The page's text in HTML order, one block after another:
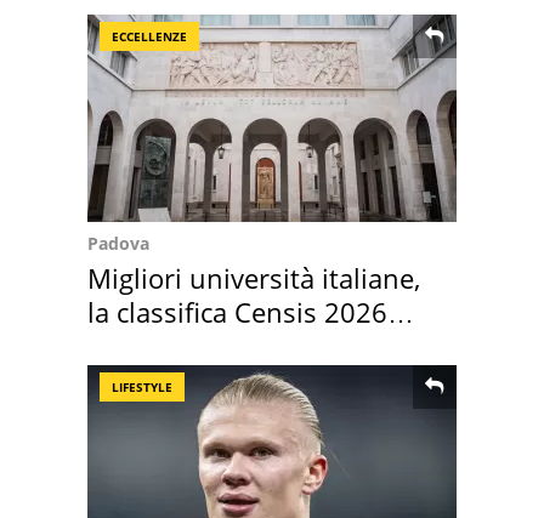
ECCELLENZE
Padova
Migliori università italiane,
la classifica Censis 2026
LIFESTYLE